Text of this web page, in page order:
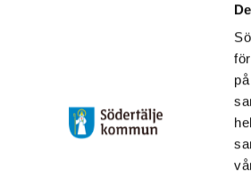
fönster
Anslagstavla
Skicka faktura till Södertälje